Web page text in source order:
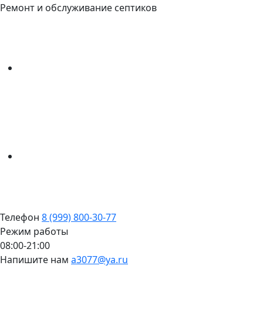
Ремонт и обслуживание септиков
Телефон 8 (999) 800-30-77
Режим работы
08:00-21:00
Напишите нам a3077@ya.ru